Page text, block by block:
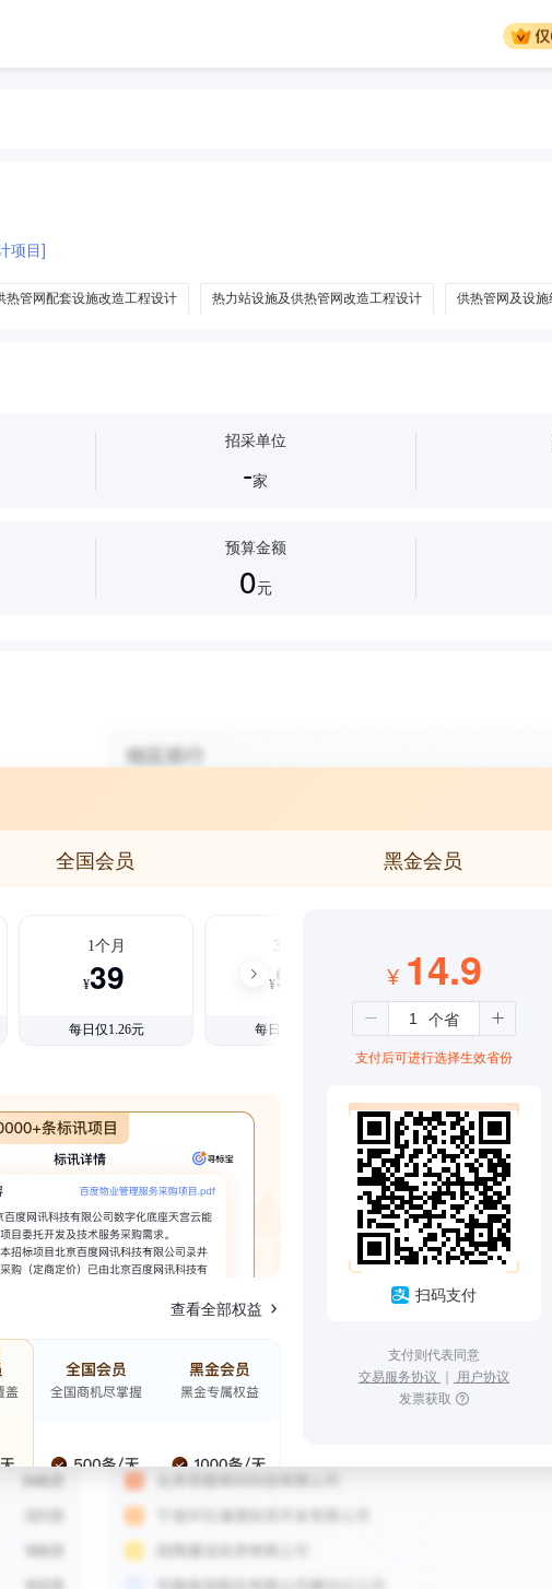
项目]
热管网配套设施改造工程设计 热力站设施及供热管网改造工程设计 供热管网及设
招采单位
-家
预算金额
0元
全国会员 黑金会员
1个月
¥39
每日仅1.26元
3个月
¥99
每日仅1.08元
查看全部权益
¥ 14.9
支付后可进行选择生效省份
扫码支付
支付则代表同意
交易服务协议 ｜ 用户协议
发票获取